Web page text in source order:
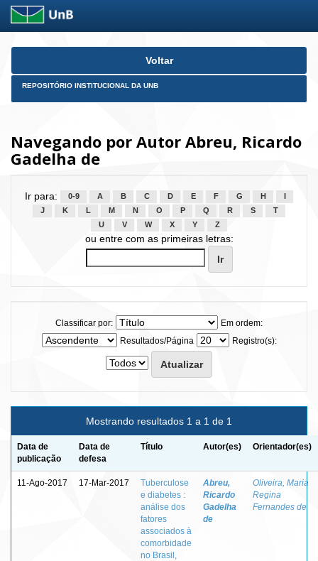
Skip
Voltar
REPOSITÓRIO INSTITUCIONAL DA UNB
Navegando por Autor Abreu, Ricardo
Gadelha de
Ir para: 0-9 A B C D E F G H
J
K L M N O P Q R S
T
U
V W X Y Z
ou entre com as primeiras letras:
Classificar por:
Em ordem:
Resultados/Página
Registro(s):
Mostrando resultados 1 a 1 de 1
Data de
publicação
Data de
defesa
Título Autor(es) Orientador(es)
11-Ago-2017 17-Mar-2017
Tuberculose
e diabetes :
análise dos
fatores
associados à
comorbidade
no Brasil,
Abreu,
Ricardo
Gadelha
de
Oliveira, Maria
Regina
Fernandes de